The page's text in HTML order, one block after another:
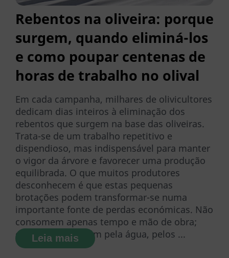
Rebentos na oliveira: porque
surgem, quando eliminá-los
e como poupar centenas de
horas de trabalho no olival
Em cada campanha, milhares de olivicultores
dedicam dias inteiros à eliminação dos
rebentos que surgem na base das oliveiras.
Trata-se de um trabalho repetitivo e
dispendioso, mas indispensável para manter
o vigor da árvore e favorecer uma produção
equilibrada. O que muitos produtores
desconhecem é que estas pequenas
brotações podem transformar-se numa
importante fonte de perdas económicas. Não
consomem apenas tempo e mão de obra;
competem também pela água, pelos ...
Leia mais